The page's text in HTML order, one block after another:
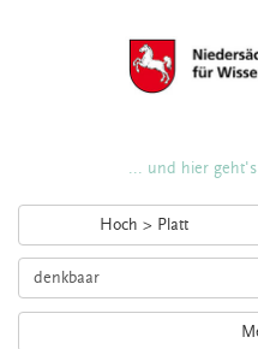
... und hier
Hoch > Platt